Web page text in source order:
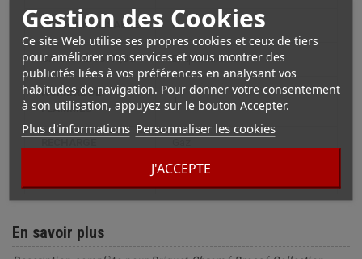
Gestion des Cookies
Ce site Web utilise ses propres cookies et ceux de tiers
pour améliorer nos services et vous montrer des
publicités liées à vos préférences en analysant vos
habitudes de navigation. Pour donner votre consentement
à son utilisation, appuyez sur le bouton Accepter.
Plus d'informations Personnaliser les cookies
J'ACCEPTE
PERSONNALISABLE non
CARACTÉRISTIQUE briquet luxueux
NOMBRE DE
FLAMMES
1
megajet
En savoir plus